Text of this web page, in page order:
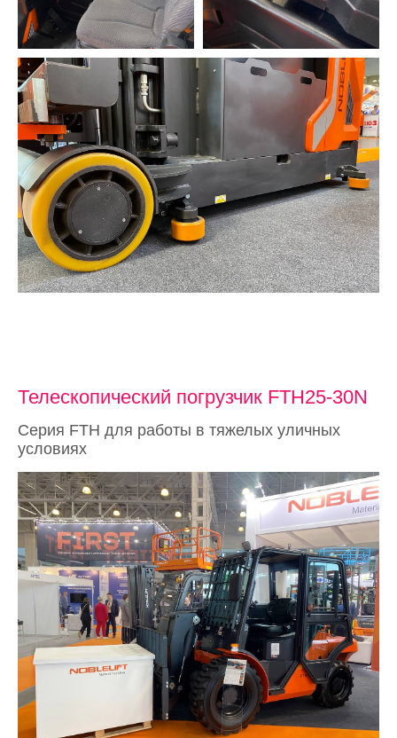
Телескопический погрузчик FTH25-30N
Серия FTH для работы в тяжелых уличных
условиях